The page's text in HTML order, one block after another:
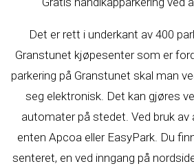
Det er rett i underkant av 400
Granstunet kjøpesenter som er
parkering på Granstunet skal man
seg elektronisk. Det kan gjøres
automater på stedet. Ved bruk av
enten Apcoa eller EasyPark. Du
senteret, en ved inngang på